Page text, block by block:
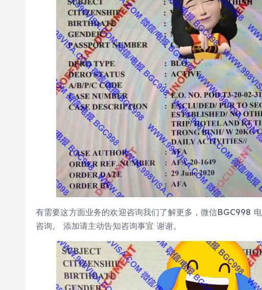
有需要这方面业务的欢迎咨询我们了解更多，微信BGC998
咨询。 添加请主动告知咨询事宜 谢谢。